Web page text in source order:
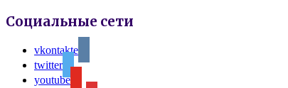
Социальные сети
vkontakte
twitter
youtube